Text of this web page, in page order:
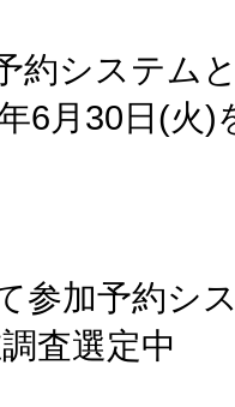
約システム
6月30日(火
参加予約シ
査選定中